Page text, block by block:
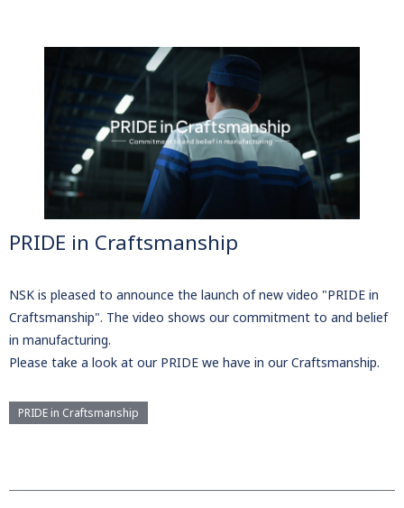
PRIDE in Craftsmanship
NSK is pleased to announce the launch of new video "PRIDE in
Craftsmanship". The video shows our commitment to and belief
in manufacturing.
Please take a look at our PRIDE we have in our Craftsmanship.
PRIDE in Craftsmanship